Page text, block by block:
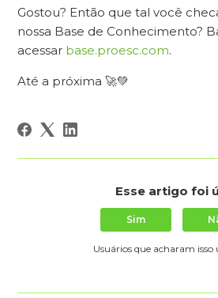
Gostou? Então que tal você
nossa Base de Conhecimento?
acessar base.proesc.com.
Até a próxima 🚀💚
Esse artigo foi
Sim
Usuários que acharam isso